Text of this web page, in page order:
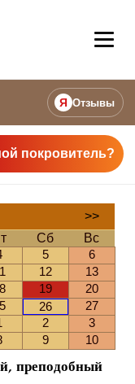
Я Отзывы
покровитель?
>>
Сб
Вс
5
6
12
13
19
20
26
27
2
3
9 10
преподобный